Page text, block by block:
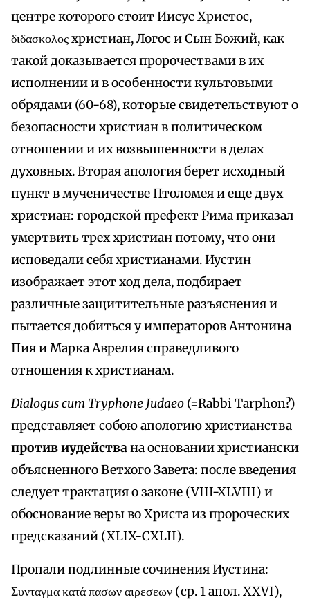
центре которого стоит Иисус Христос,
διδασκολος христиан, Логос и Сын Божий, как
такой доказывается пророчествами в их
исполнении и в особенности культовыми
обрядами (60-68), которые свидетельствуют о
безопасности христиан в политическом
отношении и их возвышенности в делах
духовных. Вторая апология берет исходный
пункт в мученичестве Птоломея и еще двух
христиан: городской префект Рима приказал
умертвить трех христиан потому, что они
исповедали себя христианами. Иустин
изображает этот ход дела, подбирает
различные защитительные разъяснения и
пытается добиться у императоров Антонина
Пия и Марка Аврелия справедливого
отношения к христианам.
Dialogus cum Tryphone Judaeo (=Rabbi Tarphon?)
представляет собою апологию христианства
против иудействана основании христиански
объясненного Ветхого Завета: после введения
следует трактация о законе (VIII-XLVIII) и
обоснование веры во Христа из пророческих
предсказаний (XLIX-CXLII).
Пропали подлинные сочинения Иустина:
Συνταγμα κατά πασων αιρεσεων (cр. 1 апол. XXVI),